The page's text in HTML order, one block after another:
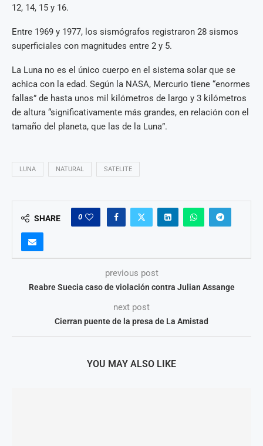
12, 14, 15 y 16.
Entre 1969 y 1977, los sismógrafos registraron 28 sismos
superficiales con magnitudes entre 2 y 5.
La Luna no es el único cuerpo en el sistema solar que se
achica con la edad. Según la NASA, Mercurio tiene “enormes
fallas” de hasta unos mil kilómetros de largo y 3 kilómetros
de altura “significativamente más grandes, en relación con el
tamaño del planeta, que las de la Luna”.
LUNA NATURAL SATELITE
SHARE 0
previous post
Reabre Suecia caso de violación contra Julian Assange
next post
Cierran puente de la presa de La Amistad
YOU MAY ALSO LIKE